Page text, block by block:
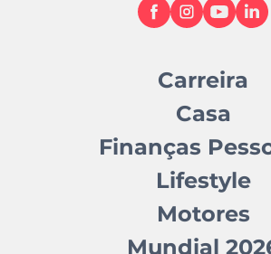
Carreira
Casa
Finanças
Lifestyle
Motores
Mundial